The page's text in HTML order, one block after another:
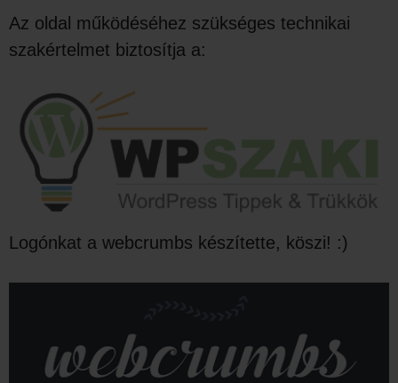
Az oldal működéséhez szükséges technikai
szakértelmet biztosítja a:
Logónkat a webcrumbs készítette, köszi! :)